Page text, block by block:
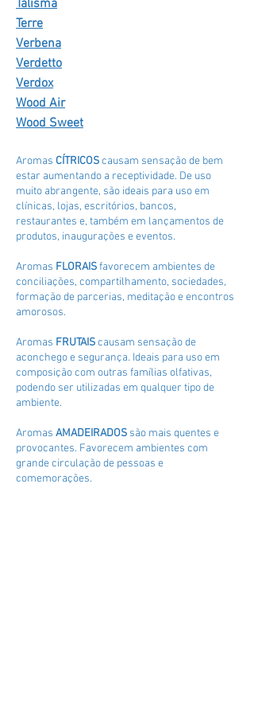
Aromas CÍTRICOScausam sensação de bem
estar aumentando a receptividade. De uso
muito abrangente, são ideais para uso em
clínicas, lojas, escritórios, bancos,
restaurantes e, também em lançamentos de
produtos, inaugurações e eventos.
Aromas FLORAISfavorecem ambientes de
conciliações, compartilhamento, sociedades,
formação de parcerias, meditação e encontros
amorosos.
Aromas FRUTAIScausam sensação de
aconchego e segurança. Ideais para uso em
composição com outras famílias olfativas,
podendo ser utilizadas em qualquer tipo de
ambiente.
Aromas AMADEIRADOS são mais quentes e
provocantes. Favorecem ambientes com
grande circulação de pessoas e
comemorações.
Talismã
Terre
Verbena
Verdetto
Verdox
Wood Air
Wood Sweet